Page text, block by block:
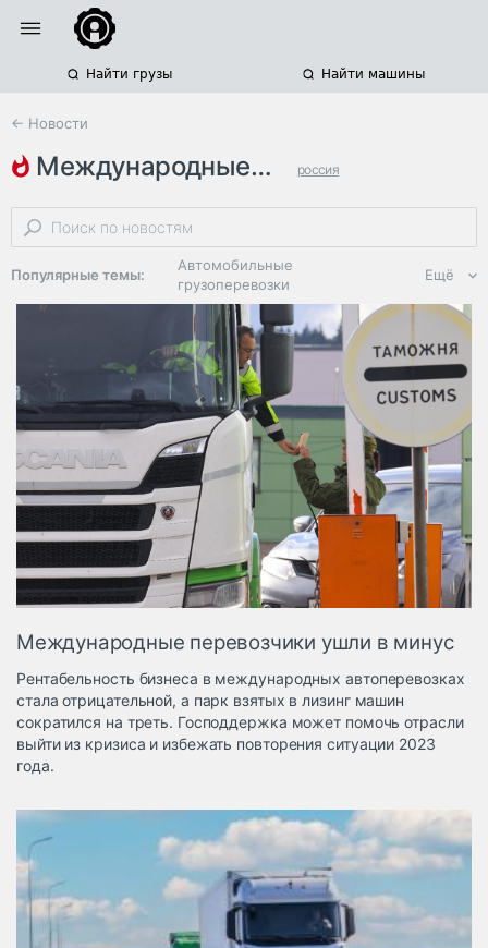
Найти грузы Найти машины
← Новости
международные грузоперевозки россия
автомобильные грузоперевозки китай
Популярные темы:
Автомобильные
грузоперевозки
Региональная
логистика
ЭДО, ИТ в
логистике
Дороги,
инфраструктура
Логистика, грузы
Негабаритные и
опасные грузы
Безопасность и
страхование
Таможня и ВЭД
Склады и
грузовые
терминалы
Коммерческий
Спецтехника
Автосервис,
запчасти, шины
Топливо, масла и
автохимия
Дзен
Ещё
Международные перевозчики ушли в минус
Рентабельность бизнеса в международных автоперевозках
стала отрицательной, а парк взятых в лизинг машин
сократился на треть. Господдержка может помочь отрасли
выйти из кризиса и избежать повторения ситуации 2023
года.